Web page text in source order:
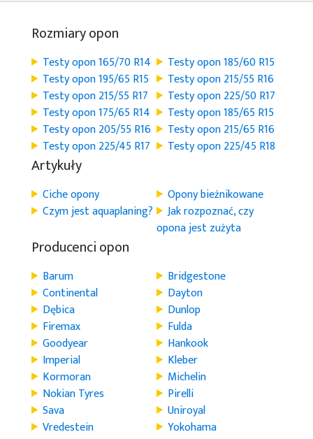
Rozmiary opon
Testy opon 165/70 R14
Testy opon 185/60 R15
Testy opon 195/65 R15
Testy opon 215/55 R16
Testy opon 215/55 R17
Testy opon 225/50 R17
Testy opon 175/65 R14
Testy opon 185/65 R15
Testy opon 205/55 R16
Testy opon 215/65 R16
Testy opon 225/45 R17
Testy opon 225/45 R18
Artykuły
Ciche opony
Opony bieżnikowane
Czym jest aquaplaning?
Jak rozpoznać, czy
opona jest zużyta
Producenci opon
Barum
Bridgestone
Continental
Dayton
Dębica
Dunlop
Firemax
Fulda
Goodyear
Hankook
Imperial
Kleber
Kormoran
Michelin
Nokian Tyres
Pirelli
Sava
Uniroyal
Vredestein
Yokohama